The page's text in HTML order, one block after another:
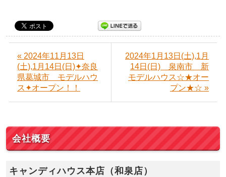
« 2024年11月13日
(土),1月14日(日)✦奈良
県葛城市 モデルハウ
ス✦オープン！！
2024年1月13日(土),1月
14日(日) 泉南市 新
モデルハウス☆★オー
プン★☆ »
会社概要
キャンディハウス本店（和泉店）